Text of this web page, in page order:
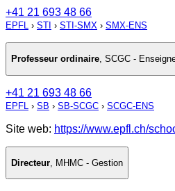
+41 21 693 48 66
EPFL › STI › STI-SMX › SMX-ENS
Professeur ordinaire, SCGC -
+41 21 693 48 66
EPFL › SB › SB-SCGC › SCGC-ENS
Site web: https://www.epfl.ch/
Directeur, MHMC - Gestion